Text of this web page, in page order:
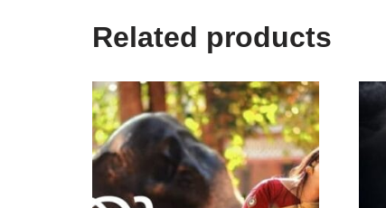
Related products